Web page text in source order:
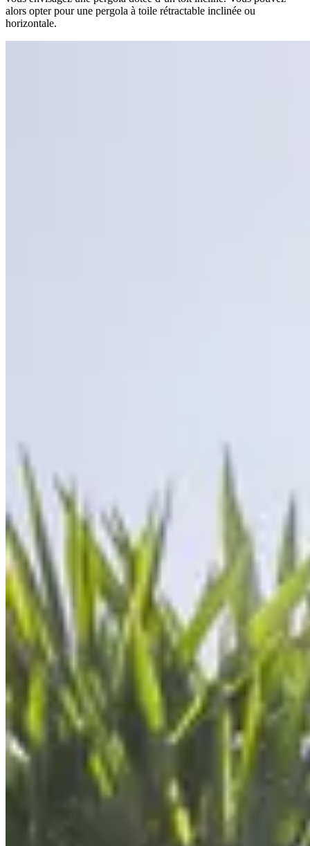
alors opter pour une pergola à toile rétractable inclinée ou
horizontale.